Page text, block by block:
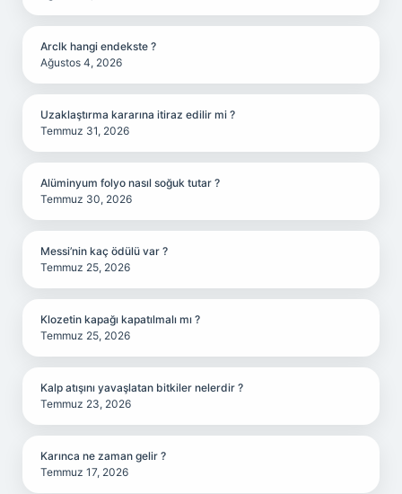
Arclk hangi endekste ?
Ağustos 4, 2026
Uzaklaştırma kararına itiraz edilir mi ?
Temmuz 31, 2026
Alüminyum folyo nasıl soğuk tutar ?
Temmuz 30, 2026
Messi’nin kaç ödülü var ?
Temmuz 25, 2026
Klozetin kapağı kapatılmalı mı ?
Temmuz 25, 2026
Kalp atışını yavaşlatan bitkiler nelerdir ?
Temmuz 23, 2026
Karınca ne zaman gelir ?
Temmuz 17, 2026